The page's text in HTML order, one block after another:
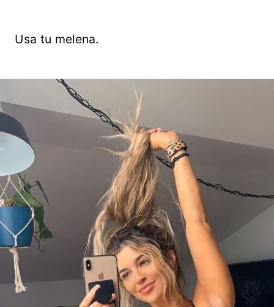
Usa tu melena.